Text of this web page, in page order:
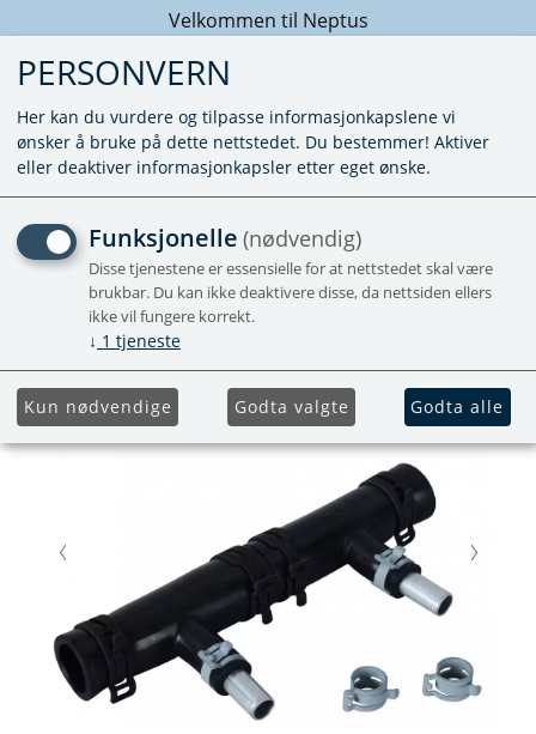
Velkommen til Neptus
TILKOBLINGSSATS
VARMEMATTE
PERSONVERN
Her kan du vurdere og tilpasse informasjonkapslene vi
ønsker å bruke på dette nettstedet. Du bestemmer! Aktiver
eller deaktiver informasjonkapsler etter eget ønske.
Funksjonelle (nødvendig)
Disse tjenestene er essensielle for at nettstedet skal være
brukbar. Du kan ikke deaktivere disse, da nettsiden ellers
ikke vil fungere korrekt.
↓ 1 tjeneste
Kun nødvendige Godta valgte Godta alle